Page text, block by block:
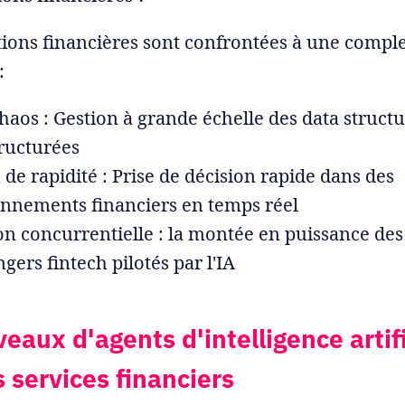
financières sont confrontées à une
: Gestion à grande échelle des data
de rapidité : Prise de décision rapide dans des
financiers en temps réel
concurrentielle : la montée en puissance des
fintech pilotés par l'IA
d'agents d'intelligence
services financiers